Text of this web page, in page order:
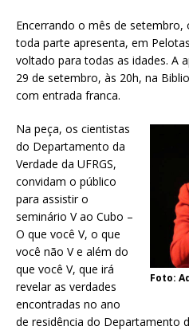
Encerrando o mês de setembro,
toda parte apresenta, em
voltado para todas as idades. A
29 de setembro, às 20h, na
com entrada franca.
Foto:
Na peça, os cientistas
do Departamento da
Verdade da UFRGS,
convidam o público
para assistir o
seminário V ao Cubo –
O que você V, o que
você não V e além do
que você V, que irá
revelar as verdades
encontradas no ano
de residência do Departamento